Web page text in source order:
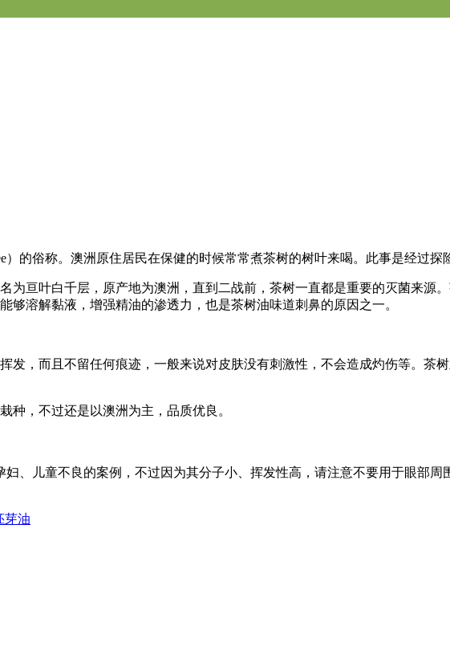
）的俗称。澳洲原住居民在保健的时候常常煮茶树的树叶来喝。此事是经过探
为亘叶白千层，原产地为澳洲，直到二战前，茶树一直都是重要的灭菌来源
溶解黏液，增强精油的渗透力，也是茶树油味道刺鼻的原因之一。
发，而且不留任何痕迹，一般来说对皮肤没有刺激性，不会造成灼伤等。茶
种，不过还是以澳洲为主，品质优良。
妇、儿童不良的案例，不过因为其分子小、挥发性高，请注意不要用于眼部周
芽油